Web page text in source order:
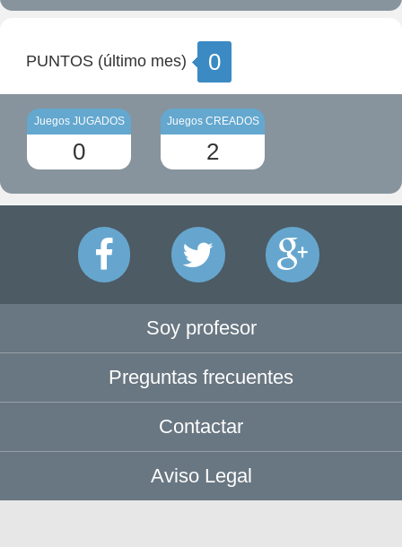
PUNTOS (último mes) 0
Juegos JUGADOS
0
Juegos CREADOS
2
Soy profesor
Preguntas frecuentes
Contactar
Aviso Legal